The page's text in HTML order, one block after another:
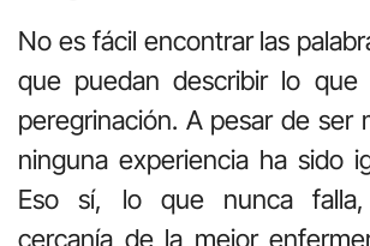
No es fácil encontrar las
que puedan describir lo
peregrinación. A pesar de ser
ninguna experiencia ha sido
Eso sí, lo que nunca falla,
cercanía de la mejor